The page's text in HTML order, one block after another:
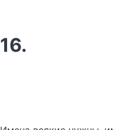
16.